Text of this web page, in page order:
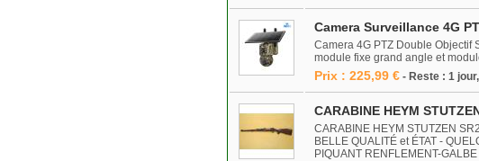
Camera Surveillance 4G
Camera 4G PTZ Double Objectif
module fixe grand angle et
Prix : 225,99 € - Reste : 1
CARABINE HEYM
CARABINE HEYM STUTZEN
BELLE QUALITÉ et ÉTAT -
PIQUANT RENFLEMENT-